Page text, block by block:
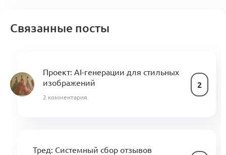
Связанные посты
Проект: AI-генерации для стильных
изображений
2
2 комментария
Тред: Системный сбор отзывов